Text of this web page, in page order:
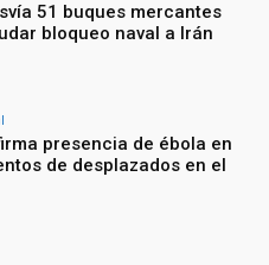
51 buques mercantes
bloqueo naval a Irán
presencia de ébola en
de desplazados en el